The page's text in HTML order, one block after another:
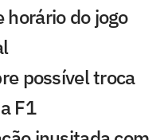
horário do jogo
possível troca
F1